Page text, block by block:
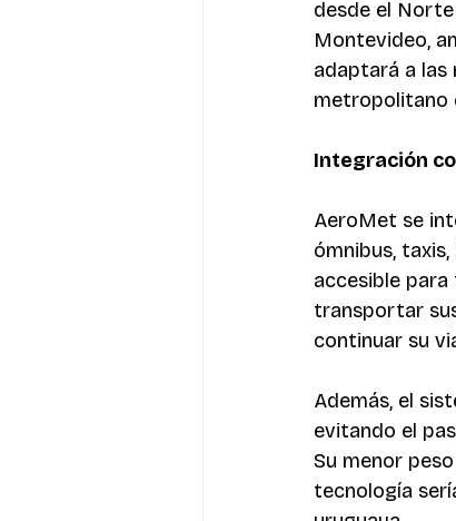
desde el
Montevideo,
adaptará a las
metropolitano
Integración
AeroMet se
ómnibus,
accesible
transportar
continuar su
Además, el
evitando el
Su menor
tecnología